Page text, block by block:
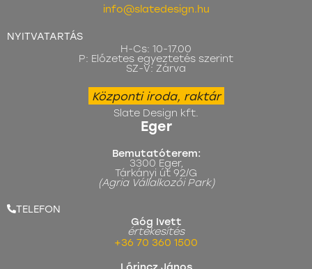
info@slatedesign.hu
NYITVATARTÁS
H-Cs: 10-17.00
P: Előzetes egyeztetés szerint
SZ-V: Zárva
Központi iroda, raktár
Slate Design kft.
Eger
Bemutatóterem:
3300 Eger,
Tárkányi út 92/G
(Agria Vállalkozói Park)
TELEFON
Góg Ivett
értékesítés
+36 70 360 1500
Lőrincz János